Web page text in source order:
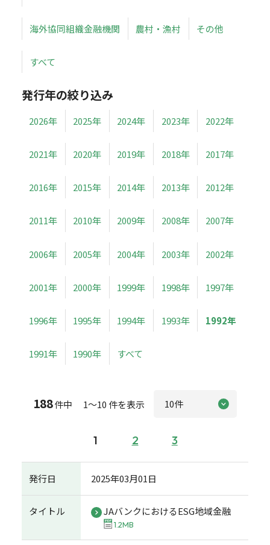
海外協同組織金融機関 農村・漁村 その他
すべて
発行年の絞り込み
2026年 2025年 2024年 2023年 2022年
2021年 2020年 2019年 2018年 2017年
2016年 2015年 2014年 2013年 2012年
2011年 2010年 2009年 2008年 2007年
2006年 2005年 2004年 2003年 2002年
2001年 2000年 1999年 1998年 1997年
1996年 1995年 1994年 1993年 1992年
1991年 1990年 すべて
188件中 1～10 件を表示
1 2 3
発行日 2025年03月01日
タイトル JAバンクにおけるESG地域金融
1.2MB